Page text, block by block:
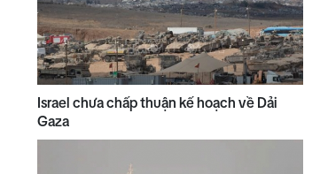
Israel chưa chấp thuận kế hoạch về Dải
Gaza